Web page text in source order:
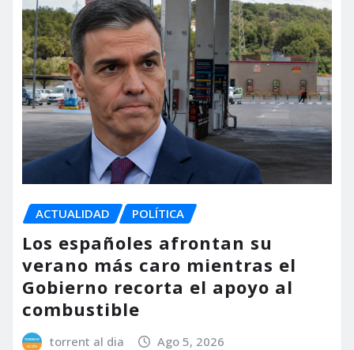
ACTUALIDAD POLÍTICA
Los españoles afrontan su
verano más caro mientras el
Gobierno recorta el apoyo al
combustible
torrent al dia Ago 5, 2026